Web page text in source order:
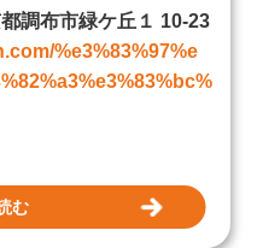
調布市緑ケ丘１ 10-23
%e3%83%97%e
む